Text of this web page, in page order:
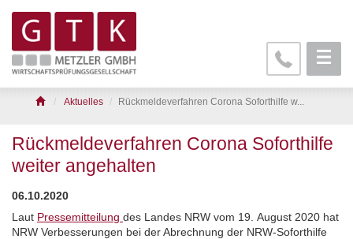
Aktuelles Rückmeldeverfahren Corona Soforthilfe w...
Rückmeldeverfahren Corona Soforthilfe
weiter angehalten
06.10.2020
Laut Pressemitteilung des Landes NRW vom 19. August 2020 hat
NRW Verbesserungen bei der Abrechnung der NRW-Soforthilfe